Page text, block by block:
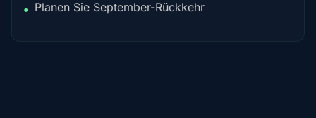
• Planen Sie September-Rückkehr